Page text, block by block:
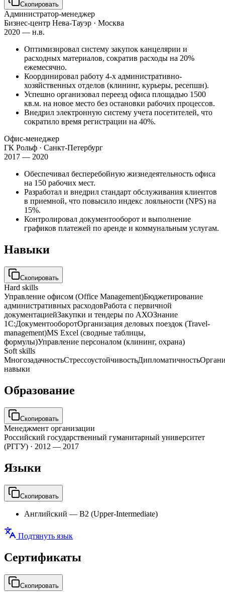
Скопировать
Администратор-менеджер
Бизнес-центр Нева-Тауэр · Москва
2020 — н.в.
Оптимизировал систему закупок канцелярии и
расходных материалов, сократив расходы на 20%
ежемесячно.
Координировал работу 4-х административно-
хозяйственных отделов (клининг, курьеры, ресепшн).
Успешно организовал переезд офиса площадью 1500
кв.м. на новое место без остановки рабочих процессов.
Внедрил электронную систему учета посетителей, что
сократило время регистрации на 40%.
Офис-менеджер
ГК Рольф · Санкт-Петербург
2017 — 2020
Обеспечивал бесперебойную жизнедеятельность офиса
на 150 рабочих мест.
Разработал и внедрил стандарт обслуживания клиентов
в приемной, что повысило индекс лояльности (NPS) на
15%.
Контролировал документооборот и выполнение
графиков платежей по аренде и коммунальным услугам.
Навыки
Скопировать
Hard skills
Управление офисом (Office Management)Бюджетирование
административных расходовРабота с первичной
документациейЗакупки и тендеры по АХОЗнание
1С:ДокументооборотОрганизация деловых поездок (Travel-
management)MS Excel (сводные таблицы,
формулы)Управление персоналом (клининг, охрана)
Soft skills
МногозадачностьСтрессоустойчивостьДипломатичность
навыки
Образование
Скопировать
Менеджмент организации
Российский государственный гуманитарный университет
(РГГУ) · 2012 — 2017
Языки
Скопировать
Английский — B2 (Upper-Intermediate)
Подтянуть язык
Сертификаты
Скопировать